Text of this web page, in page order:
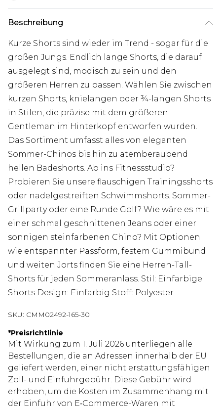
Beschreibung
Kurze Shorts sind wieder im Trend - sogar für die
großen Jungs. Endlich lange Shorts, die darauf
ausgelegt sind, modisch zu sein und den
größeren Herren zu passen. Wählen Sie zwischen
kurzen Shorts, knielangen oder ¾-langen Shorts
in Stilen, die präzise mit dem größeren
Gentleman im Hinterkopf entworfen wurden.
Das Sortiment umfasst alles von eleganten
Sommer-Chinos bis hin zu atemberaubend
hellen Badeshorts. Ab ins Fitnessstudio?
Probieren Sie unsere flauschigen Trainingsshorts
oder nadelgestreiften Schwimmshorts. Sommer-
Grillparty oder eine Runde Golf? Wie wäre es mit
einer schmal geschnittenen Jeans oder einer
sonnigen steinfarbenen Chino? Mit Optionen
wie entspannter Passform, festem Gummibund
und weiten Jorts finden Sie eine Herren-Tall-
Shorts für jeden Sommeranlass. Stil: Einfarbige
Shorts Design: Einfarbig Stoff: Polyester
SKU: CMM02492-165-30
*Preisrichtlinie
Mit Wirkung zum 1. Juli 2026 unterliegen alle
Bestellungen, die an Adressen innerhalb der EU
geliefert werden, einer nicht erstattungsfähigen
Zoll- und Einfuhrgebühr. Diese Gebühr wird
erhoben, um die Kosten im Zusammenhang mit
der Einfuhr von E‑Commerce-Waren mit